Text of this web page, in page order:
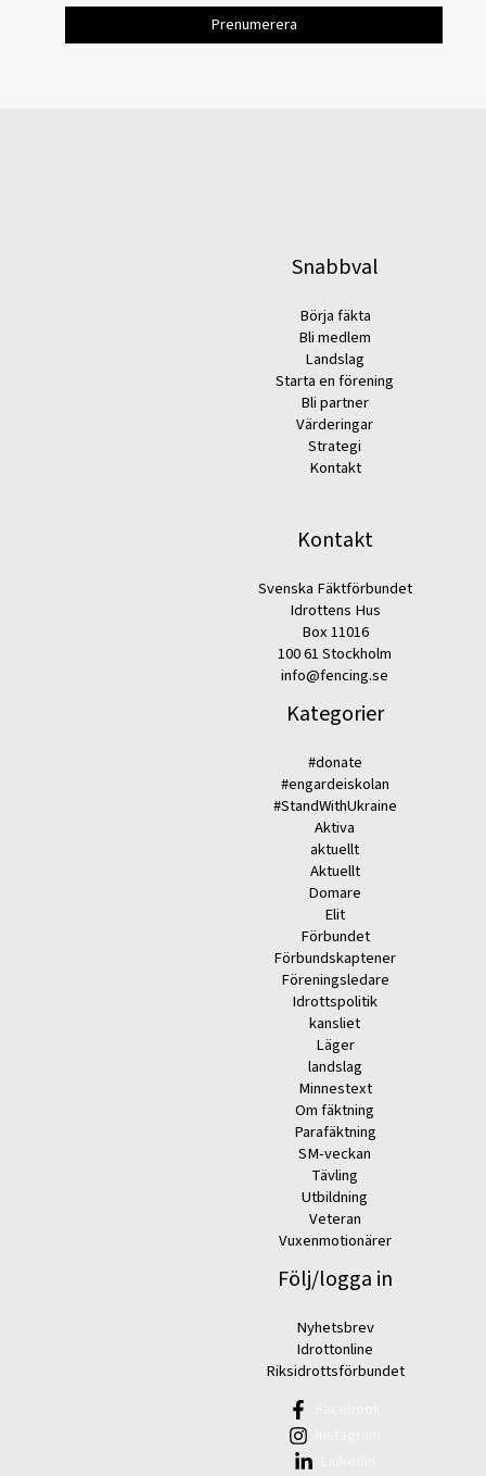
Snabbval
Börja fäkta
Bli medlem
Landslag
Starta en förening
Bli partner
Värderingar
Strategi
Kontakt
Kontakt
Svenska Fäktförbundet
Idrottens Hus
Box 11016
100 61 Stockholm
info@fencing.se
Kategorier
#donate
#engardeiskolan
#StandWithUkraine
Aktiva
aktuellt
Aktuellt
Domare
Elit
Förbundet
Förbundskaptener
Föreningsledare
Idrottspolitik
kansliet
Läger
landslag
Minnestext
Om fäktning
Parafäktning
SM-veckan
Tävling
Utbildning
Veteran
Vuxenmotionärer
Följ/logga in
Nyhetsbrev
Idrottonline
Riksidrottsförbundet